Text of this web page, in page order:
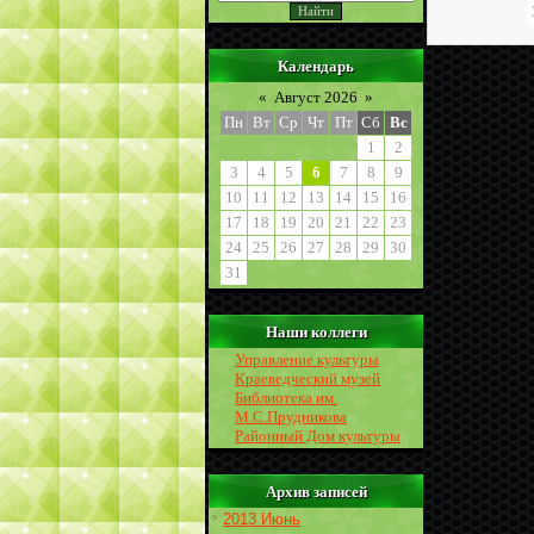
Календарь
« Август 2026 »
Пн Вт Ср Чт Пт Сб Вс
1
2
3
4 5 6 7 8
9
10
11 12 13 14 15
16
17
18 19 20 21 22
23
24 25 26 27 28 29
30
31
Наши коллеги
Управление культуры
Краеведческий музей
Библиотека им.
М.С.Прудникова
Районный Дом культуры
Архив записей
2013 Июнь